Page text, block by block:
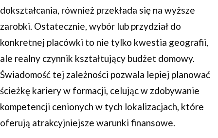
dokształcania, również przekłada się na wyższe
zarobki. Ostatecznie, wybór lub przydział do
konkretnej placówki to nie tylko kwestia geografii,
ale realny czynnik kształtujący budżet domowy.
Świadomość tej zależności pozwala lepiej planować
ścieżkę kariery w formacji, celując w zdobywanie
kompetencji cenionych w tych lokalizacjach, które
oferują atrakcyjniejsze warunki finansowe.